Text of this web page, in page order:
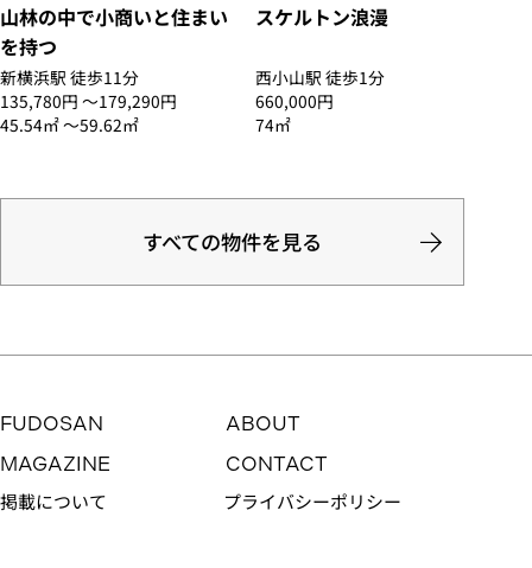
山林の中で小商いと住まい
を持つ
新横浜駅 徒歩11分
135,780円 〜179,290円
45.54㎡ 〜59.62㎡
スケルトン浪漫
西小山駅 徒歩1分
660,000円
74㎡
すべての物件を見る
FUDOSAN
ABOUT
MAGAZINE
CONTACT
掲載について プライバシーポリシー